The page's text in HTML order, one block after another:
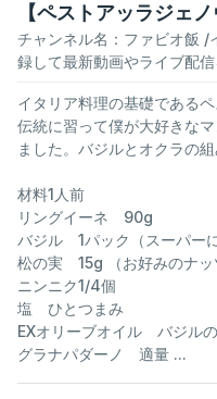
【ペストアッラジェノ
チャンネル名： ファビオ飯 /
録して最新動画やライブ配
イタリア料理の基礎である
伝統に習って僕が大好きな
ました。バジルとオクラの
材料1人前
リングイーネ 90g
バジル 1パック（スーパーに
松の実 15g （お好みのナッ
ニンニク1/4個
塩 ひとつまみ
EXオリーブオイル バジル
グラナパダーノ 適量 ...